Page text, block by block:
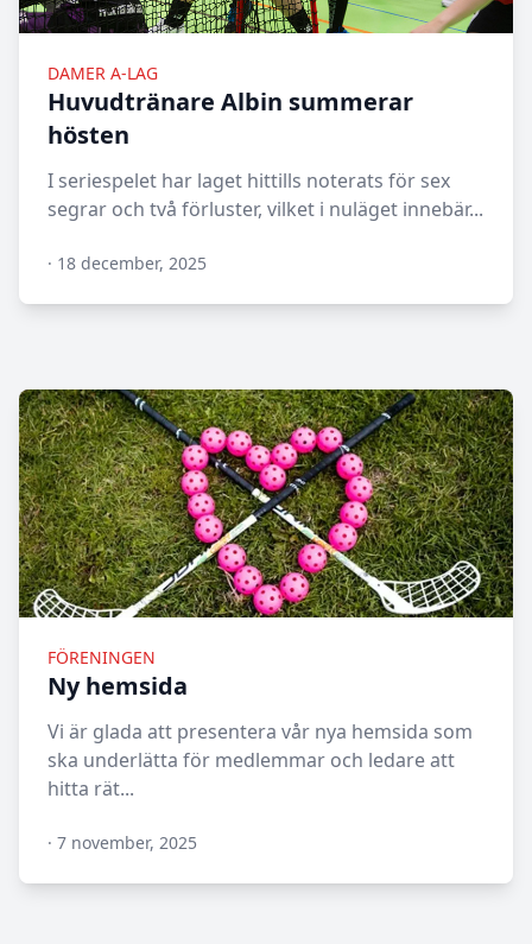
DAMER A-LAG
Huvudtränare Albin summerar
hösten
I seriespelet har laget hittills noterats för sex
segrar och två förluster, vilket i nuläget innebär...
N/A
· 18 december, 2025
FÖRENINGEN
Ny hemsida
Vi är glada att presentera vår nya hemsida som
ska underlätta för medlemmar och ledare att
hitta rät...
N/A
· 7 november, 2025